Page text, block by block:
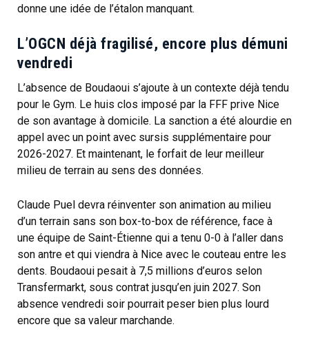
donne une idée de l’étalon manquant.
L’OGCN déjà fragilisé, encore plus démuni
vendredi
L’absence de Boudaoui s’ajoute à un contexte déjà tendu
pour le Gym. Le huis clos imposé par la FFF prive Nice
de son avantage à domicile. La sanction a été alourdie en
appel avec un point avec sursis supplémentaire pour
2026-2027. Et maintenant, le forfait de leur meilleur
milieu de terrain au sens des données.
Claude Puel devra réinventer son animation au milieu
d’un terrain sans son box-to-box de référence, face à
une équipe de Saint-Étienne qui a tenu 0-0 à l’aller dans
son antre et qui viendra à Nice avec le couteau entre les
dents. Boudaoui pesait à 7,5 millions d’euros selon
Transfermarkt, sous contrat jusqu’en juin 2027. Son
absence vendredi soir pourrait peser bien plus lourd
encore que sa valeur marchande.